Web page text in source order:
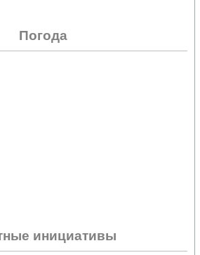
Погода
инициативы